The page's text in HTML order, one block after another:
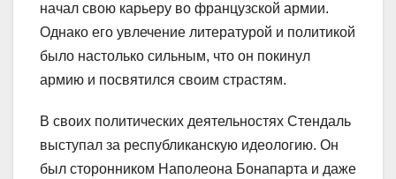
начал свою карьеру во французской армии.
Однако его увлечение литературой и политикой
было настолько сильным, что он покинул
армию и посвятился своим страстям.
В своих политических деятельностях Стендаль
выступал за республиканскую идеологию. Он
был сторонником Наполеона Бонапарта и даже